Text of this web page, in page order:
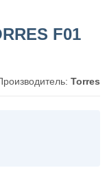
F01
Torres